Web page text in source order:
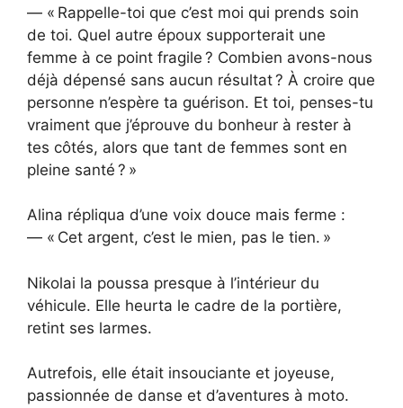
— « Rappelle-toi que c’est moi qui prends soin
de toi. Quel autre époux supporterait une
femme à ce point fragile ? Combien avons-nous
déjà dépensé sans aucun résultat ? À croire que
personne n’espère ta guérison. Et toi, penses-tu
vraiment que j’éprouve du bonheur à rester à
tes côtés, alors que tant de femmes sont en
pleine santé ? »
Alina répliqua d’une voix douce mais ferme :
— « Cet argent, c’est le mien, pas le tien. »
Nikolai la poussa presque à l’intérieur du
véhicule. Elle heurta le cadre de la portière,
retint ses larmes.
Autrefois, elle était insouciante et joyeuse,
passionnée de danse et d’aventures à moto.